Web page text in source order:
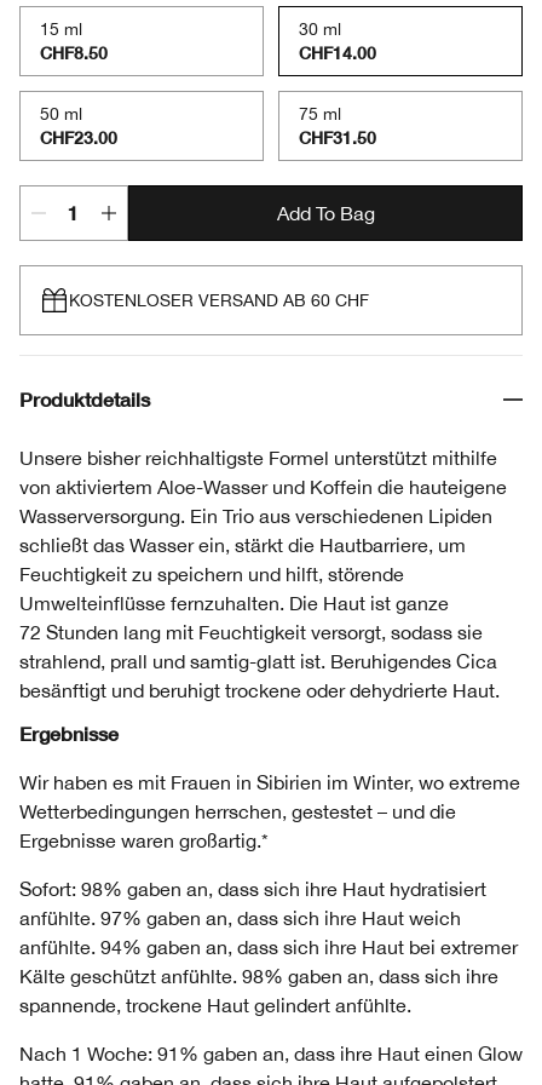
15 ml
CHF8.50
30 ml
CHF14.00
50 ml
CHF23.00
75 ml
CHF31.50
Add To Bag
KOSTENLOSER VERSAND AB 60 CHF
Produktdetails
Unsere bisher reichhaltigste Formel unterstützt mithilfe
von aktiviertem Aloe-Wasser und Koffein die hauteigene
Wasserversorgung. Ein Trio aus verschiedenen Lipiden
schließt das Wasser ein, stärkt die Hautbarriere, um
Feuchtigkeit zu speichern und hilft, störende
Umwelteinflüsse fernzuhalten. Die Haut ist ganze
72 Stunden lang mit Feuchtigkeit versorgt, sodass sie
strahlend, prall und samtig-glatt ist. Beruhigendes Cica
besänftigt und beruhigt trockene oder dehydrierte Haut.
Ergebnisse
Wir haben es mit Frauen in Sibirien im Winter, wo extreme
Wetterbedingungen herrschen, gestestet – und die
Ergebnisse waren großartig.*
Sofort: 98% gaben an, dass sich ihre Haut hydratisiert
anfühlte. 97% gaben an, dass sich ihre Haut weich
anfühlte. 94% gaben an, dass sich ihre Haut bei extremer
Kälte geschützt anfühlte. 98% gaben an, dass sich ihre
spannende, trockene Haut gelindert anfühlte.
Nach 1 Woche: 91% gaben an, dass ihre Haut einen Glow